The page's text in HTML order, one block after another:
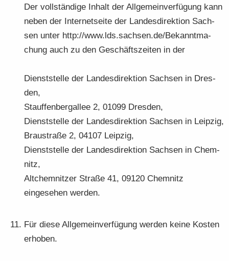
Der voll­stän­di­ge In­halt der All­ge­mein­ver­fü­gung kann
neben der In­ter­net­sei­te der Lan­des­di­rek­ti­on Sach­
sen unter http://www.lds.sach­sen.de/Be­kannt­ma­
chung auch zu den Ge­schäfts­zei­ten in der
Dienst­stel­le der Lan­des­di­rek­ti­on Sach­sen in Dres­
den,
Stauf­fen­berg­al­lee 2, 01099 Dres­den,
Dienst­stel­le der Lan­des­di­rek­ti­on Sach­sen in Leip­zig,
Brau­stra­ße 2, 04107 Leip­zig,
Dienst­stel­le der Lan­des­di­rek­ti­on Sach­sen in Chem­
nitz,
Alt­chem­nit­zer Stra­ße 41, 09120 Chem­nitz
ein­ge­se­hen wer­den.
Für diese All­ge­mein­ver­fü­gung wer­den keine Kos­ten
er­ho­ben.